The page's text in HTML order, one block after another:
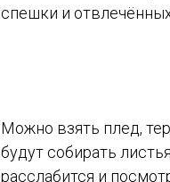
спешки и
Можно взять плед,
будут собирать
расслабится и